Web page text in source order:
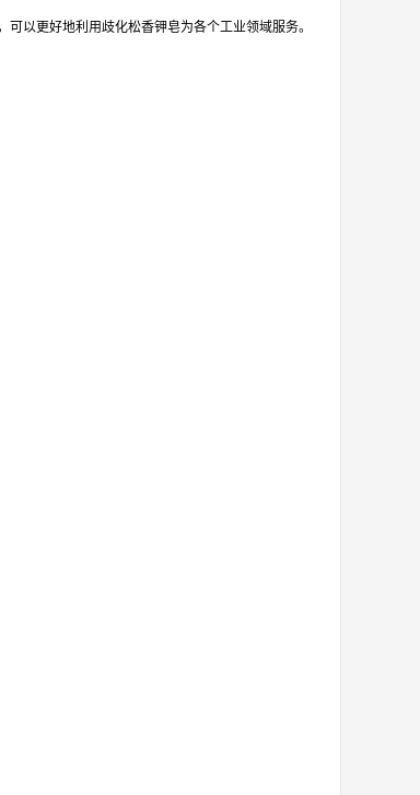
以更好地利用歧化松香钾皂为各个工业领域服务。